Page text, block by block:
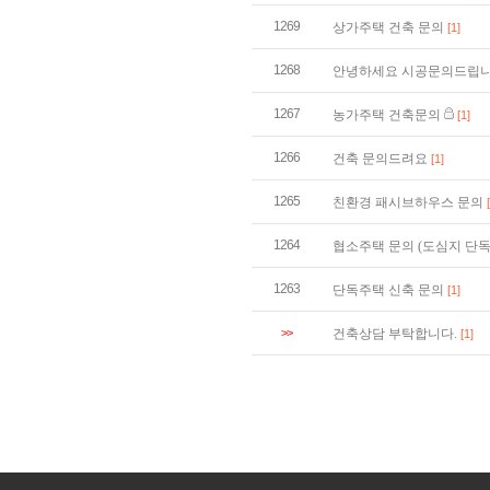
1269 상가주택 건축 문의 [1]
1268 안녕하세요 시공문의드립
1267 농가주택 건축문의 [1]
1266 건축 문의드려요 [1]
1265 친환경 패시브하우스 문의
1264 협소주택 문의 (도심지 단
1263 단독주택 신축 문의 [1]
>> 건축상담 부탁합니다. [1]